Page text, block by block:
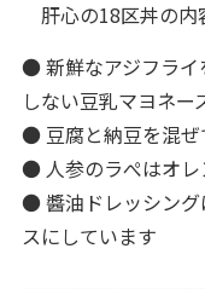
肝心の18区丼の内
● 新鮮なアジフライ
しない豆乳マヨネー
● 豆腐と納豆を混ぜ
● 人参のラぺはオレ
● 醬油ドレッシング
スにしています